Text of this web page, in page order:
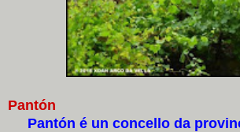
Pantón
Pantón é un concello da